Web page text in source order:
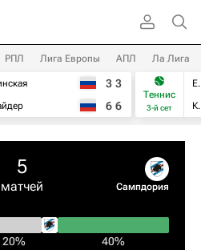
РПЛ Лига Европы АПЛ Ла Лига
3 3
6 6
Теннис
3-й сет
5
матчей Сампдория
20% 40%